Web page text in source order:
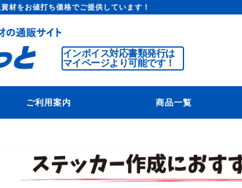
材をお値打ち価格でご提供しています！
インボイス対応書類発行は
マイページより可能です！
ご利用案内 商品一覧